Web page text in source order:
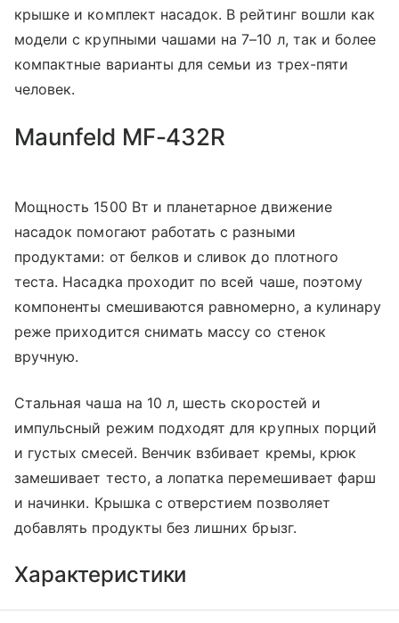
крышке и комплект насадок. В рейтинг вошли как
модели с крупными чашами на 7–10 л, так и более
компактные варианты для семьи из трех-пяти
человек.
Maunfeld MF-432R
Мощность 1500 Вт и планетарное движение
насадок помогают работать с разными
продуктами: от белков и сливок до плотного
теста. Насадка проходит по всей чаше, поэтому
компоненты смешиваются равномерно, а кулинару
реже приходится снимать массу со стенок
вручную.
Стальная чаша на 10 л, шесть скоростей и
импульсный режим подходят для крупных порций
и густых смесей. Венчик взбивает кремы, крюк
замешивает тесто, а лопатка перемешивает фарш
и начинки. Крышка с отверстием позволяет
добавлять продукты без лишних брызг.
Характеристики